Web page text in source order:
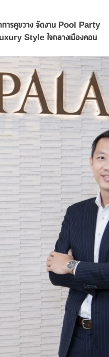
รคูขวาง จัดงาน Pool Party
Style ใจกลางเมืองคอน